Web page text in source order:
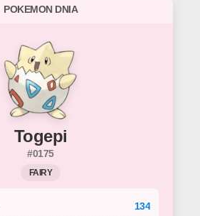
POKEMON DNIA
Togepi
#0175
FAIRY
134